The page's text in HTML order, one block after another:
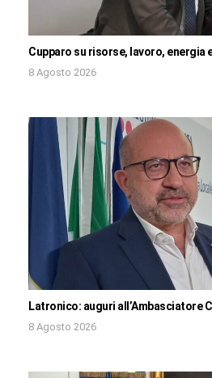
Cupparo su risorse, lavoro, energia
8 Agosto 2026
Latronico: auguri all’Ambasciatore
8 Agosto 2026